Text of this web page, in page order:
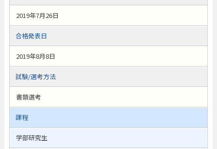
2019年7月26日
合格発表日
2019年8月8日
試験/選考方法
書類選考
課程
学部研究生